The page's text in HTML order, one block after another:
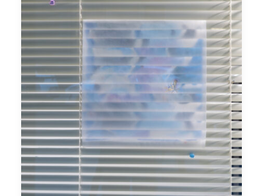
CONTATTI